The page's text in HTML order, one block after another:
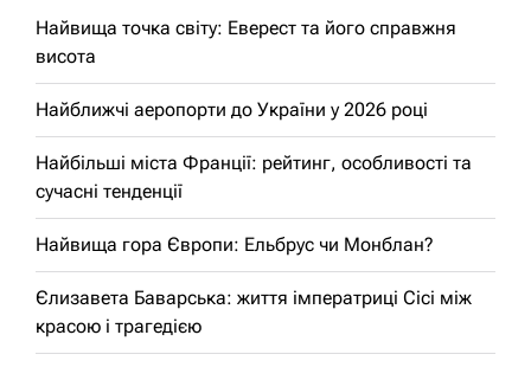
Найвища точка світу: Еверест та його справжня
висота
Найближчі аеропорти до України у 2026 році
Найбільші міста Франції: рейтинг, особливості та
сучасні тенденції
Найвища гора Європи: Ельбрус чи Монблан?
Єлизавета Баварська: життя імператриці Сісі між
красою і трагедією